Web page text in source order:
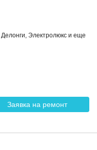
Электролюкс и еще
Заявка на ремонт